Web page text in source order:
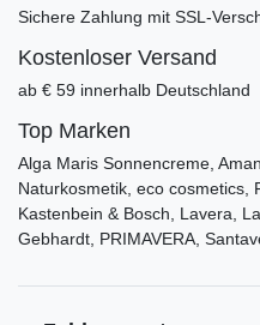
Sichere Zahlung mit SSL-
Kostenloser Versand
ab € 59 innerhalb Deutschland
Top Marken
Alga Maris Sonnencreme,
Naturkosmetik, eco cosmetics,
Kastenbein & Bosch, Lavera,
Gebhardt, PRIMAVERA,